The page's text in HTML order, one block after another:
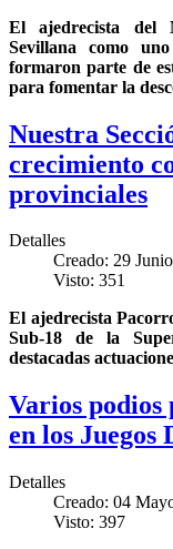
El ajedrecista del
Sevillana como
formaron parte de
para fomentar la
Nuestra
crecimiento
provinciales
Detalles
Creado: 29
Visto: 351
El ajedrecista
Sub-18 de la
destacadas
Varios podios
en los
Detalles
Creado: 04
Visto: 397